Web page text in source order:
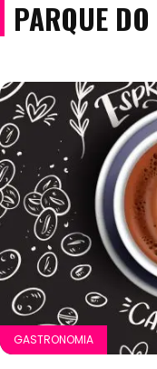
PARQUE
GASTRONOMIA